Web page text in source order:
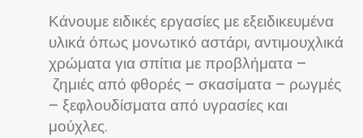
Κάνουμε ειδικές εργασίες με εξειδικευμένα
υλικά όπως μονωτικό αστάρι, αντιμουχλικά
χρώματα για σπίτια με προβλήματα –
ζημιές από φθορές – σκασίματα – ρωγμές
– ξεφλουδίσματα από υγρασίες και
μούχλες.